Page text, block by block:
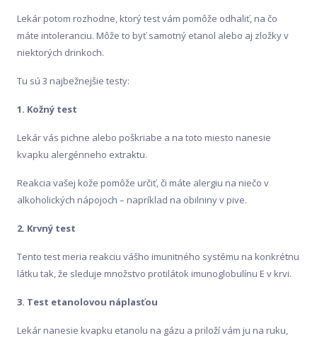
Lekár potom rozhodne, ktorý test vám pomôže odhaliť, na čo
máte intoleranciu. Môže to byť samotný etanol alebo aj zložky v
niektorých drinkoch.
Tu sú 3 najbežnejšie testy:
1. Kožný test
Lekár vás pichne alebo poškriabe a na toto miesto nanesie
kvapku alergénneho extraktu.
Reakcia vašej kože pomôže určiť, či máte alergiu na niečo v
alkoholických nápojoch – napríklad na obilniny v pive.
2. Krvný test
Tento test meria reakciu vášho imunitného systému na konkrétnu
látku tak, že sleduje množstvo protilátok imunoglobulínu E v krvi.
3. Test etanolovou náplasťou
Lekár nanesie kvapku etanolu na gázu a priloží vám ju na ruku,